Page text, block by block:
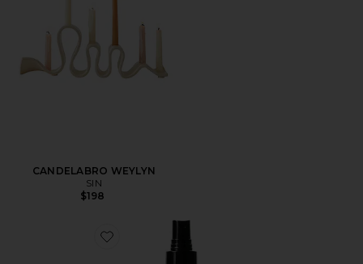
CANDELABRO WEYLYN
SIN
$198
Favorite AEROSOL AMBIENTADOR ROOM SPRAY